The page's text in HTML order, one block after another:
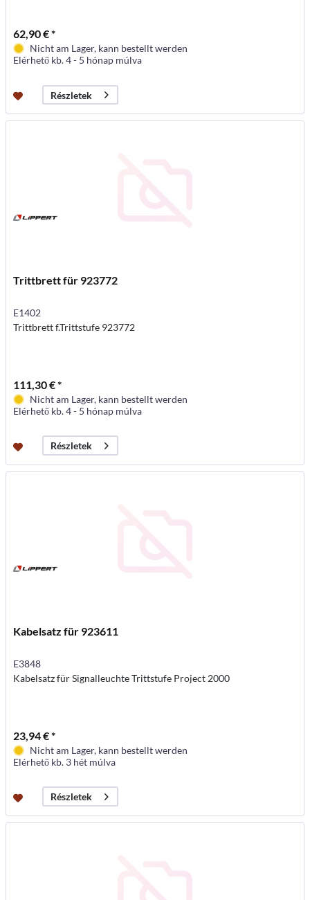
62,90 € *
Nicht am Lager, kann bestellt werden
Elérhető kb. 4 - 5 hónap múlva
Részletek
Trittbrett für 923772
E1402
Trittbrett f.Trittstufe 923772
111,30 € *
Nicht am Lager, kann bestellt werden
Elérhető kb. 4 - 5 hónap múlva
Részletek
Kabelsatz für 923611
E3848
Kabelsatz für Signalleuchte Trittstufe Project 2000
23,94 € *
Nicht am Lager, kann bestellt werden
Elérhető kb. 3 hét múlva
Részletek